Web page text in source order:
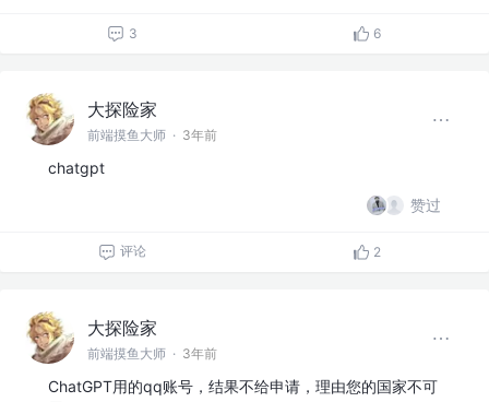
3 6
大探险家
前端摸鱼大师 · 3年前
chatgpt
赞过
评论 2
大探险家
前端摸鱼大师 · 3年前
ChatGPT用的qq账号，结果不给申请，理由您的国家不可